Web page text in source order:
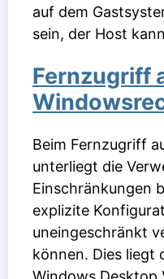
auf dem
sein, der Host
Fernzugriff
Beim Fernzugriff
unterliegt die
Einschränkungen
explizite
uneingeschränkt
können. Dies liegt